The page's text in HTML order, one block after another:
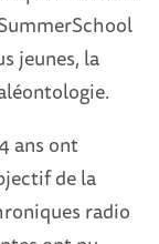
jeunes, la
ans ont
de la
radio